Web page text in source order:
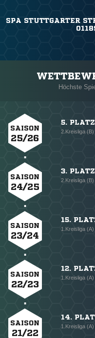
SPA STUTTGARTER
Höchste
SAISON
25/26
5. PLATZ
2.Kreisliga
SAISON
24/25
3. PLATZ
2.Kreisliga
SAISON
23/24
15.
1.Kreisliga
SAISON
22/23
12.
1.Kreisliga
SAISON
21/22
14.
1.Kreisliga